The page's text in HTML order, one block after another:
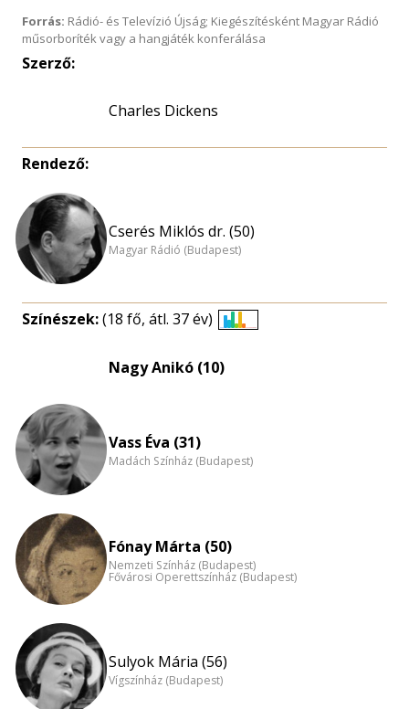
Forrás: Rádió- és Televízió Újság; Kiegészítésként Magyar Rádió
műsorboríték vagy a hangjáték konferálása
Szerző:
Charles Dickens
Rendező:
Cserés Miklós dr. (50)
Magyar Rádió (Budapest)
Színészek:(18 fő, átl. 37 év)
Nagy Anikó (10)
Vass Éva (31)
Madách Színház (Budapest)
Fónay Márta (50)
Nemzeti Színház (Budapest)
Fővárosi Operettszínház (Budapest)
Sulyok Mária (56)
Vígszínház (Budapest)